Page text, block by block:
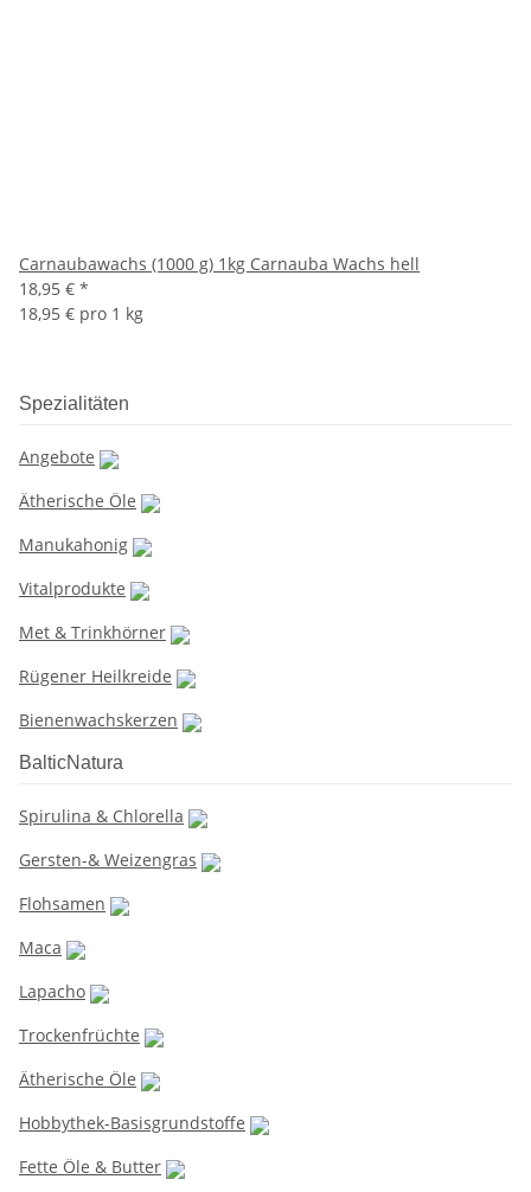
Carnaubawachs (1000 g) 1kg Carnauba Wachs hell
18,95 € *
18,95 € pro 1 kg
Spezialitäten
Angebote
Ätherische Öle
Manukahonig
Vitalprodukte
Met & Trinkhörner
Rügener Heilkreide
Bienenwachskerzen
BalticNatura
Spirulina & Chlorella
Gersten-& Weizengras
Flohsamen
Maca
Lapacho
Trockenfrüchte
Ätherische Öle
Hobbythek-Basisgrundstoffe
Fette Öle & Butter